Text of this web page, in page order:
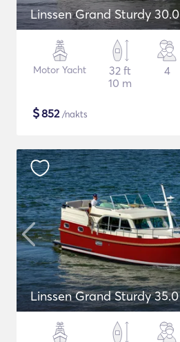
Linssen Grand Sturdy 30.0
Motor Yacht
32 ft
10 m
4
$852/nakts
Linssen Grand Sturdy 35.0